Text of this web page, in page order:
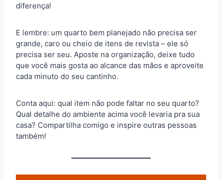
diferença!
E lembre: um quarto bem planejado não precisa ser
grande, caro ou cheio de itens de revista – ele só
precisa ser seu. Aposte na organização, deixe tudo
que você mais gosta ao alcance das mãos e aproveite
cada minuto do seu cantinho.
Conta aqui: qual item não pode faltar no seu quarto?
Qual detalhe do ambiente acima você levaria pra sua
casa? Compartilha comigo e inspire outras pessoas
também!